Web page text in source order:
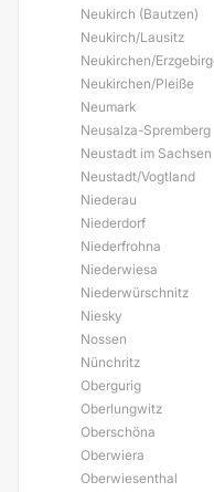
Neukirch (Bautzen)
Neukirch/Lausitz
Neukirchen/
Neukirchen/Pleiße
Neumark
Neusalza-Spremberg
Neustadt im Sachsen
Neustadt/Vogtland
Niederau
Niederdorf
Niederfrohna
Niederwiesa
Niederwürschnitz
Niesky
Nossen
Nünchritz
Obergurig
Oberlungwitz
Oberschöna
Oberwiera
Oberwiesenthal